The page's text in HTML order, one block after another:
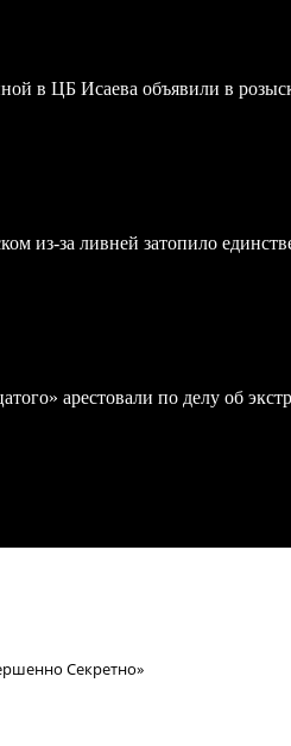
в ЦБ Исаева объявили в
из-за ливней затопило
арестовали по делу об
Секретно»